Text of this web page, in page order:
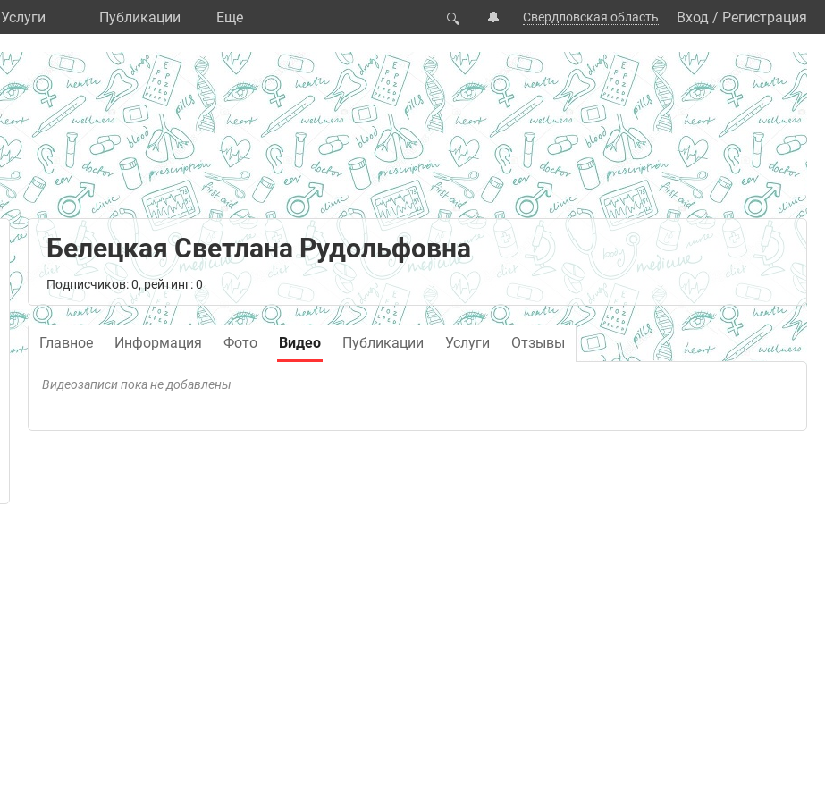
Услуги Публикации Eще 🔍 🔔 Свердловская область Вход / Регистрация
Белецкая Светлана Рудольфовна
Подписчиков: 0, рейтинг: 0
Главное Информация Фото Видео Публикации Услуги Отзывы
Видеозаписи пока не добавлены